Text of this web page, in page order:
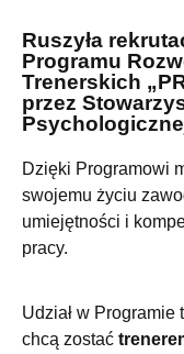
Ruszyła
Programu
Trenerskich
przez
Dzięki Programowi
swojemu życiu
umiejętności i
pracy.
Udział w
chcą zostać